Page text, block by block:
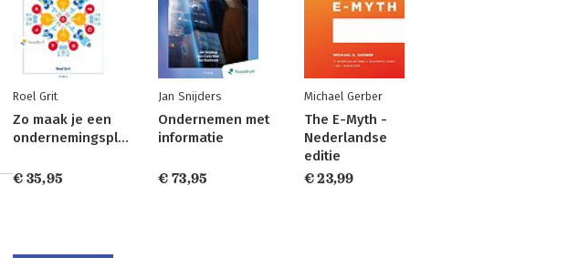
Roel Grit
Zo maak je een
ondernemingsplan
€ 35,95
Jan Snijders
Ondernemen met
informatie
€ 73,95
Michael Gerber
The E-Myth -
Nederlandse
editie
€ 23,99